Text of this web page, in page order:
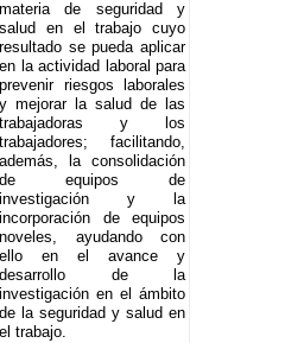
materia de seguridad y
salud en el trabajo cuyo
resultado se pueda aplicar
en la actividad laboral para
prevenir riesgos laborales
y mejorar la salud de las
trabajadoras y los
trabajadores; facilitando,
además, la consolidación
de equipos de
investigación y la
incorporación de equipos
noveles, ayudando con
ello en el avance y
desarrollo de la
investigación en el ámbito
de la seguridad y salud en
el trabajo.